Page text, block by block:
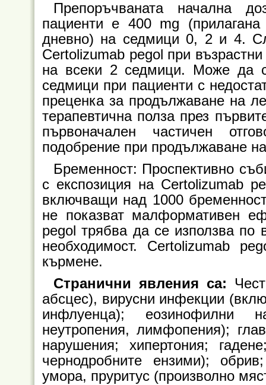
Препоръчваната начална
пациенти е 400 mg
дневно) на седмици 0, 2 и 4.
Certolizumab pegol при
на всеки 2 седмици. Може да
седмици при пациенти с
преценка за продължаване на
терапевтична полза през
първоначален частичен
подобрение при продължаване
Бременност: Проспективно
с експозиция на Certolizumab
включващи над 1000
не показват малформативен
pegol трябва да се използва
необходимост. Certolizumab
кърмене.
Странични явления са:
абсцес), вирусни инфекции
инфлуенца); еозинофилни
неутропения, лимфопения);
нарушения; хипертония;
чернодробните ензими);
умора, пруритус (произволно